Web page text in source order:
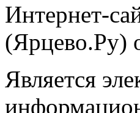
Интернет-
(Ярцево.Ру)
Является